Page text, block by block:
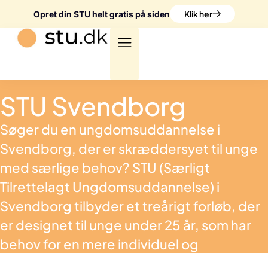
Opret din STU helt gratis på siden Klik her
STU Svendborg
Søger du en ungdomsuddannelse i
Svendborg, der er skræddersyet til unge
med særlige behov? STU (Særligt
Tilrettelagt Ungdomsuddannelse) i
Svendborg tilbyder et treårigt forløb, der
er designet til unge under 25 år, som har
behov for en mere individuel og